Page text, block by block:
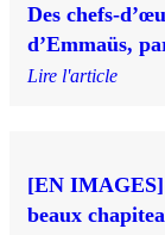
Des chefs-
d’Emmaüs,
Lire l'article
[EN IMAGES]
beaux